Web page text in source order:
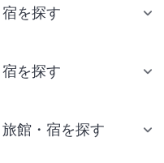
を探す
を探す
館・宿を探す